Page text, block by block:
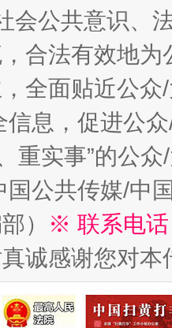
一
会公共意识、
合法有效地
全面贴近公
信息，促进公
重实事”的公
国公共传媒/中
）
※ 联系电
诚感谢您对